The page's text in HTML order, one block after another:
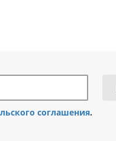
соглашения.